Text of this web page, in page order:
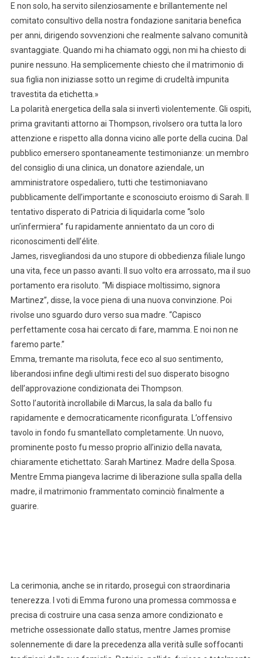
E non solo, ha servito silenziosamente e brillantemente nel
comitato consultivo della nostra fondazione sanitaria benefica
per anni, dirigendo sovvenzioni che realmente salvano comunità
svantaggiate. Quando mi ha chiamato oggi, non mi ha chiesto di
punire nessuno. Ha semplicemente chiesto che il matrimonio di
sua figlia non iniziasse sotto un regime di crudeltà impunita
travestita da etichetta.»
La polarità energetica della sala si invertì violentemente. Gli ospiti,
prima gravitanti attorno ai Thompson, rivolsero ora tutta la loro
attenzione e rispetto alla donna vicino alle porte della cucina. Dal
pubblico emersero spontaneamente testimonianze: un membro
del consiglio di una clinica, un donatore aziendale, un
amministratore ospedaliero, tutti che testimoniavano
pubblicamente dell’importante e sconosciuto eroismo di Sarah. Il
tentativo disperato di Patricia di liquidarla come “solo
un’infermiera” fu rapidamente annientato da un coro di
riconoscimenti dell’élite.
James, risvegliandosi da uno stupore di obbedienza filiale lungo
una vita, fece un passo avanti. Il suo volto era arrossato, ma il suo
portamento era risoluto. “Mi dispiace moltissimo, signora
Martinez”, disse, la voce piena di una nuova convinzione. Poi
rivolse uno sguardo duro verso sua madre. “Capisco
perfettamente cosa hai cercato di fare, mamma. E noi non ne
faremo parte.”
Emma, tremante ma risoluta, fece eco al suo sentimento,
liberandosi infine degli ultimi resti del suo disperato bisogno
dell’approvazione condizionata dei Thompson.
Sotto l’autorità incrollabile di Marcus, la sala da ballo fu
rapidamente e democraticamente riconfigurata. L’offensivo
tavolo in fondo fu smantellato completamente. Un nuovo,
prominente posto fu messo proprio all’inizio della navata,
chiaramente etichettato: Sarah Martinez. Madre della Sposa.
Mentre Emma piangeva lacrime di liberazione sulla spalla della
madre, il matrimonio frammentato cominciò finalmente a
guarire.
La cerimonia, anche se in ritardo, proseguì con straordinaria
tenerezza. I voti di Emma furono una promessa commossa e
precisa di costruire una casa senza amore condizionato e
metriche ossessionate dallo status, mentre James promise
solennemente di dare la precedenza alla verità sulle soffocanti